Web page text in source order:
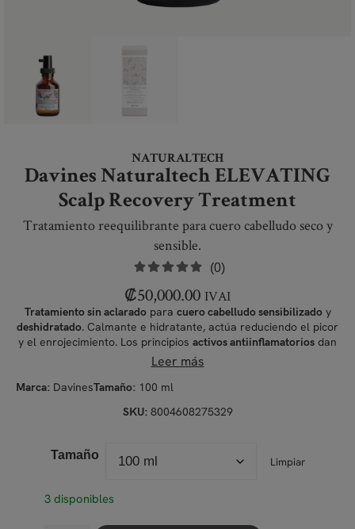
NATURALTECH
Davines Naturaltech ELEVATING
Scalp Recovery Treatment
Tratamiento reequilibrante para cuero cabelludo seco y
sensible.
(0)
₡50,000.00 IVAI
Tratamiento sin aclaradopara cuero cabelludo sensibilizadoy
deshidratado. Calmante e hidratante, actúa reduciendo el picor
y el enrojecimiento. Los principios activos antiinflamatorios dan
una sensación de bienestar.
Leer más
Marca: DavinesTamaño: 100 ml
SKU: 8004608275329
Tamaño
Limpiar
3 disponibles